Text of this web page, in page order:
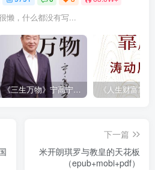
懒，什么都没有写...
《三生万物》宁高宁（epub+mobi+azw3+pdf）
下一篇
米开朗琪罗与教皇的天花板
（epub+mobi+pdf）